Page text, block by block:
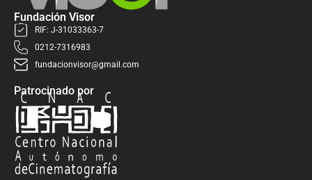
Fundación Visor
RIF: J-31033363-7
0212-7316983
fundacionvisor@gmail.com
Patrocinado por